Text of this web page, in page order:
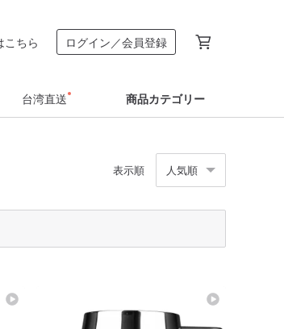
こちら ログイン／会員登録
台湾直送 商品カテゴリー
表示順 人気順